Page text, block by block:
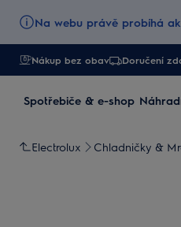
Na webu právě probíhá
Nákup bez obav Doručení
Spotřebiče & e-shop
Electrolux Chladničky &